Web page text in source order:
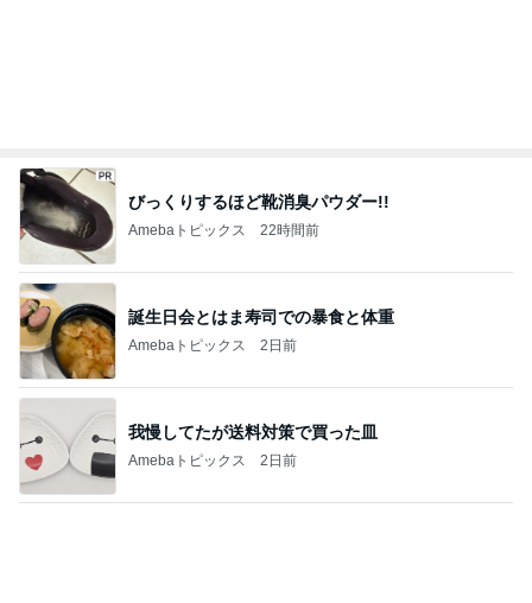
びっくりするほど靴消臭パウダー!!
Amebaトピックス 22時間前
誕生日会とはま寿司での暴食と体重
Amebaトピックス 2日前
我慢してたが送料対策で買った皿
Amebaトピックス 2日前